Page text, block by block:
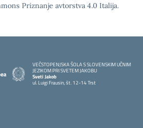
Priznanje avtorstva 4.0 Italija.
VEČSTOPENJSKA ŠOLA S SLOVENSKIM UČNIM
JEZIKOM PRI SVETEM JAKOBU
Sveti Jakob
ul. Luigi Frausin, št. 12-14 Trst
— Visita la pagina iniziale della scuola